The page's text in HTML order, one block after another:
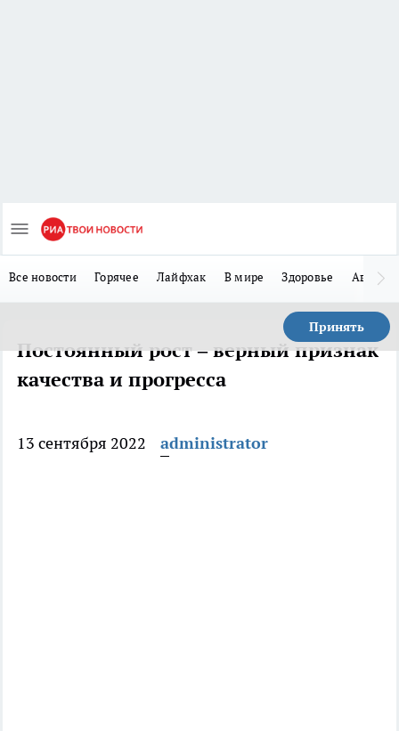
Все новости Горячее Лайфхак В мире Здоровье Авто
Принять
Постоянный рост – верный признак
качества и прогресса
13 сентября 2022 administrator